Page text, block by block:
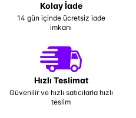
Kolay İade
14 gün içinde ücretsiz iade
imkanı
Hızlı Teslimat
Güvenilir ve hızlı satıcılarla hızlı
teslim